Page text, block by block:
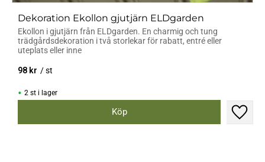
Dekoration Ekollon gjutjärn ELDgarden
Ekollon i gjutjärn från ELDgarden. En charmig och tung
trädgårdsdekoration i två storlekar för rabatt, entré eller
uteplats eller inne
98 kr /st
Lägg
2 st i lager